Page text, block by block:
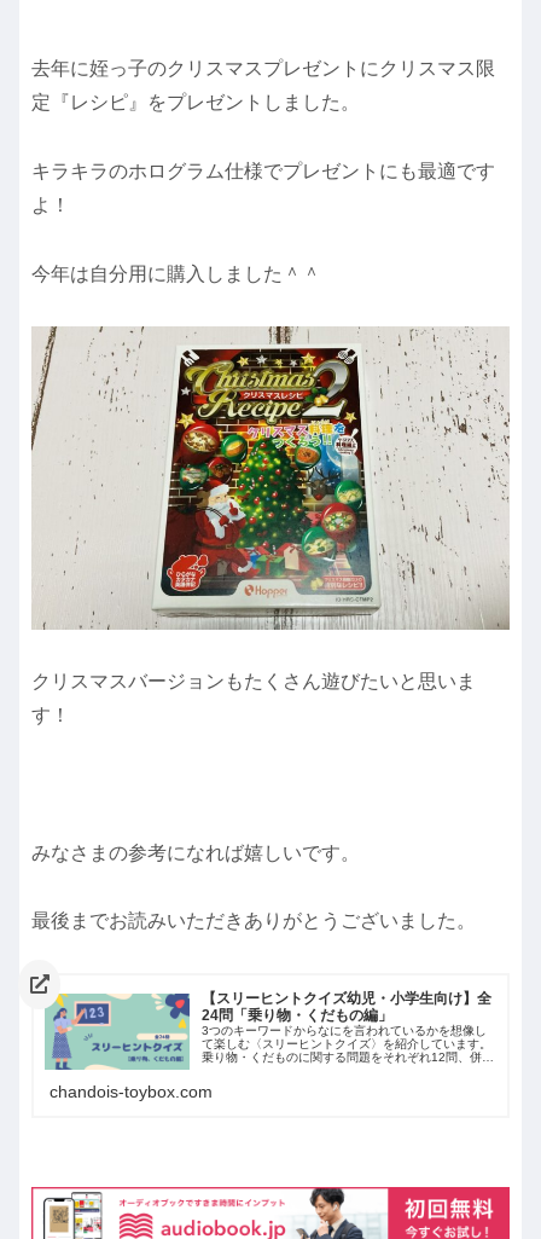
去年に姪っ子のクリスマスプレゼントにクリスマス限
定『レシピ』をプレゼントしました。
キラキラのホログラム仕様でプレゼントにも最適です
よ！
今年は自分用に購入しました＾＾
クリスマスバージョンもたくさん遊びたいと思いま
す！
みなさまの参考になれば嬉しいです。
最後までお読みいただきありがとうございました。
【スリーヒントクイズ幼児・小学生向け】全
24問「乗り物・くだもの編」
3つのキーワードからなにを言われているかを想像し
て楽しむ〈スリーヒントクイズ〉を紹介しています。
乗り物・くだものに関する問題をそれぞれ12問、併せ
chandois-toybox.com